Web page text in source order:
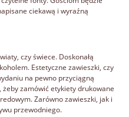
ciekawą i wyraźną
czy świece. Doskonałą
Estetyczne zawieszki, czy
na pewno przyciągną
zamówić etykiety drukowane
Zarówno zawieszki, jak i
przewodniego.